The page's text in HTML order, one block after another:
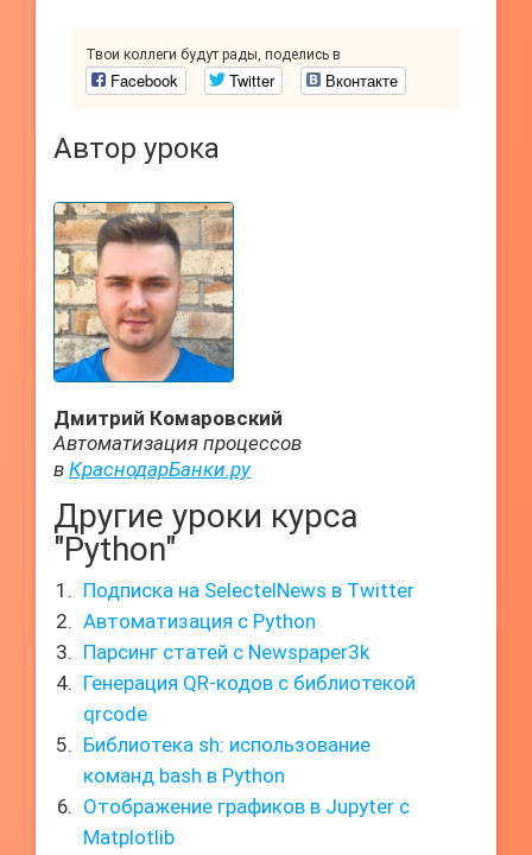
Твои коллеги будут рады, поделись в
Facebook Twitter Вконтакте
Автор урока
Дмитрий Комаровский
Автоматизация процессов
в КраснодарБанки.ру
Другие уроки курса
"Python"
Подписка на SelectelNews в Twitter
Автоматизация с Python
Парсинг статей с Newspaper3k
Генерация QR-кодов с библиотекой
qrcode
Библиотека sh: использование
команд bash в Python
Отображение графиков в Jupyter с
Matplotlib